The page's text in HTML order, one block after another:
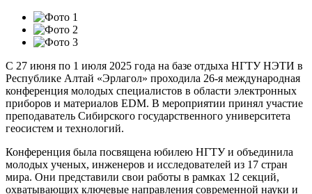
С 27 июня по 1 июля 2025 года на базе отдыха НГТУ НЭТИ в
Республике Алтай «Эрлагол» проходила 26-я международная
конференция молодых специалистов в области электронных
приборов и материалов EDM. В мероприятии принял участие
преподаватель Сибирского государственного университета
геосистем и технологий.
Конференция была посвящена юбилею НГТУ и объединила
молодых ученых, инженеров и исследователей из 17 стран
мира. Они представили свои работы в рамках 12 секций,
охватывающих ключевые направления современной науки и